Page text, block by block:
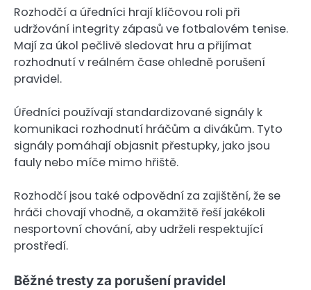
Rozhodčí a úředníci hrají klíčovou roli při
udržování integrity zápasů ve fotbalovém tenise.
Mají za úkol pečlivě sledovat hru a přijímat
rozhodnutí v reálném čase ohledně porušení
pravidel.
Úředníci používají standardizované signály k
komunikaci rozhodnutí hráčům a divákům. Tyto
signály pomáhají objasnit přestupky, jako jsou
fauly nebo míče mimo hřiště.
Rozhodčí jsou také odpovědní za zajištění, že se
hráči chovají vhodně, a okamžitě řeší jakékoli
nesportovní chování, aby udrželi respektující
prostředí.
Běžné tresty za porušení pravidel